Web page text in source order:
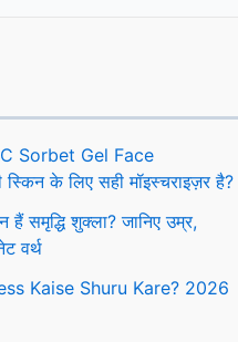
Sorbet Gel Face
के लिए सही मॉइस्चराइज़र है?
समृद्धि शुक्ला? जानिए उम्र,
वर्थ
Kaise Shuru Kare? 2026